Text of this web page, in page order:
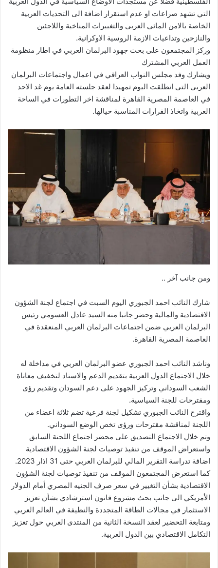
التي تشهد صراعات او عدم استقرار اضافة الى التحديات العربية
الخاصة بالامن المائي العربي والتغييرات المناخية واللاجئين
والنازحين وتداعيات الازمة الروسية الاوكرانية.
وركز المجتمعون على بحث جهود البرلمان العربي في اطار منظومة
العمل العربي المشترك
ويشارك وفد مجلس النواب العراقي في اعمال واجتماعات البرلمان
العربي التي انطلقت اليوم تمهيدا لعقد جلسته العامة يوم غد الاحد
في العاصمة المصرية القاهرة لمناقشة اخر التطورات في الساحة
العربية واتخاذ القرارات المناسبة حيالها.
ومن جانب آخر ..
شارك النائب احمد الجبوري اليوم السبت في اجتماع لجنة الشؤون
الاقتصادية والمالية وحضر جانبا منه السيد عادل العسومي رئيس
البرلمان العربي ضمن اجتماعات البرلمان العربي المنعقدة في
العاصمة المصرية القاهرة.
وناشد النائب احمد الجبوري عضو البرلمان العربي في مداخلة له
خلال الاجتماع الدول العربية بتقديم الدعم والاسناد لتخفيف معاناة
الشعب السوداني وتركيز الجهود على دعم السودان وتقديم رؤى
ومقترحات للجنة السياسية.
واقترح النائب الجبوري تشكيل لجنة فرعية تضم ثلاثة اعضاء من
اللجنة لمناقشة مقترحات ورؤى تخص الوضع السوداني.
وتم خلال الاجتماع التصديق على محضر اجتماع اللجنة السابق
واستعراض الموقف من تنفيذ توصيات لجنة الشؤون الاقتصادية
اضافة تدراسة التقرير المالي للبرلمان العربي حتى 31 اذار 2023.
كما استعرض المجتمعون الموقف من تنفيذ توصيات لجنة الشؤون
الاقتصادية بشأن التغيير في سعر صرف الجنيه المصري أمام الدولار
الأمريكي الى جانب بحث مشروع قانون استرشادي بشأن تعزيز
الاستثمار في مجالات الطاقة المتجددة والنظيفة في العالم العربي
ومتابعة التحضير لعقد النسخة الثانية من المنتدى العربي حول تعزيز
التكامل الاقتصادي بين الدول العربية.